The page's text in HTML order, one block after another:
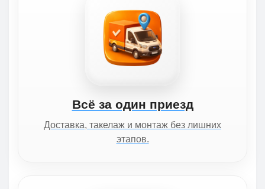
Всё за один приезд
Доставка, такелаж и монтаж без лишних
этапов.